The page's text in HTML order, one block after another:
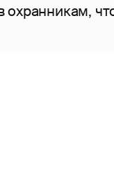
охранникам,